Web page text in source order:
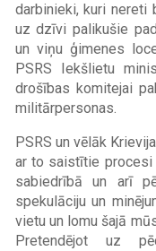
darbinieki, kuri nereti
uz dzīvi palikušie
un viņu ģimenes
PSRS Iekšlietu
drošības komitejai
militārpersonas.
PSRS un vēlāk
ar to saistītie procesi
sabiedrībā un arī
spekulāciju un
vietu un lomu šajā
Pretendējot uz